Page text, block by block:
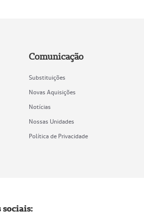
Comunicação
Substituições
Novas Aquisições
Notícias
Nossas Unidades
Política de Privacidade
sociais: